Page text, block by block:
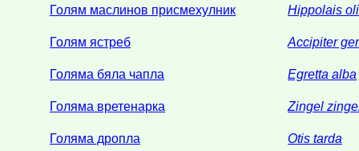
Голям маслинов присмехулник Hippolais
Голям ястреб Accipiter
Голяма бяла чапла Egretta alba
Голяма вретенарка Zingel
Голяма дропла Otis tarda